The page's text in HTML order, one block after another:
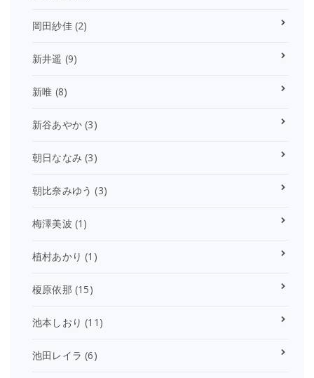
岡田紗佳(2)
新井遥 (9)
新唯 (8)
新谷あやか (3)
朝日ななみ (3)
朝比奈みゆう (3)
梅澤美波 (1)
植村あかり (1)
榎原依那 (15)
池本しおり (11)
池田レイラ (6)